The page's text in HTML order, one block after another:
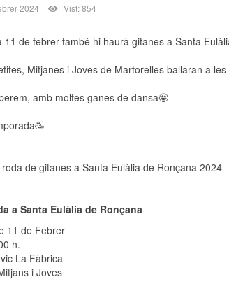
2024 Vist: 854
11 de febrer també hi haurà gitanes a Santa
Mitjanes i Joves de Martorelles ballaran a les
amb moltes ganes de dansa🤩
a Santa Eulàlia de Ronçana
11 de Febrer
h.
La Fàbrica
i Joves